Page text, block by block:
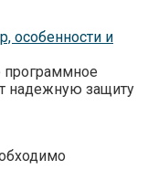
особенности и
программное
надежную защиту